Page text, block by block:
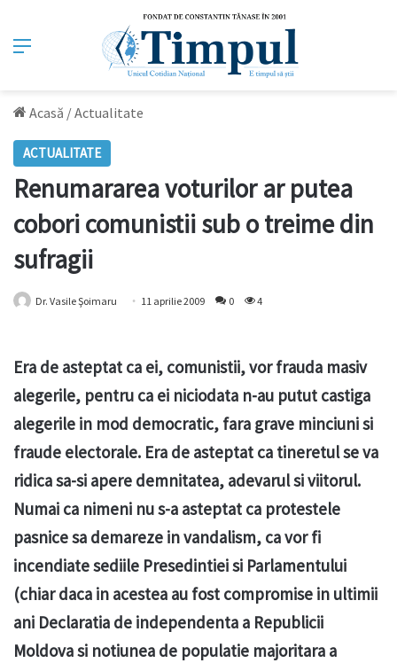
Meniu
Acasă /Actualitate
ACTUALITATE
Renumararea voturilor ar putea
cobori comunistii sub o treime din
sufragii
Dr. Vasile Şoimaru 11 aprilie 2009 0 4
Era de asteptat ca ei, comunistii, vor frauda masiv
alegerile, pentru ca ei niciodata n-au putut castiga
alegerile in mod democratic, fara grave minciuni si
fraude electorale. Era de asteptat ca tineretul se va
ridica sa-si apere demnitatea, adevarul si viitorul.
Numai ca nimeni nu s-a asteptat ca protestele
pasnice sa demareze in vandalism, ca vor fi
incendiate sediile Presedintiei si Parlamentului
(chiar daca in acestea au fost compromise in ultimii
ani Declaratia de independenta a Republicii
Moldova si notiunea de populatie majoritara a